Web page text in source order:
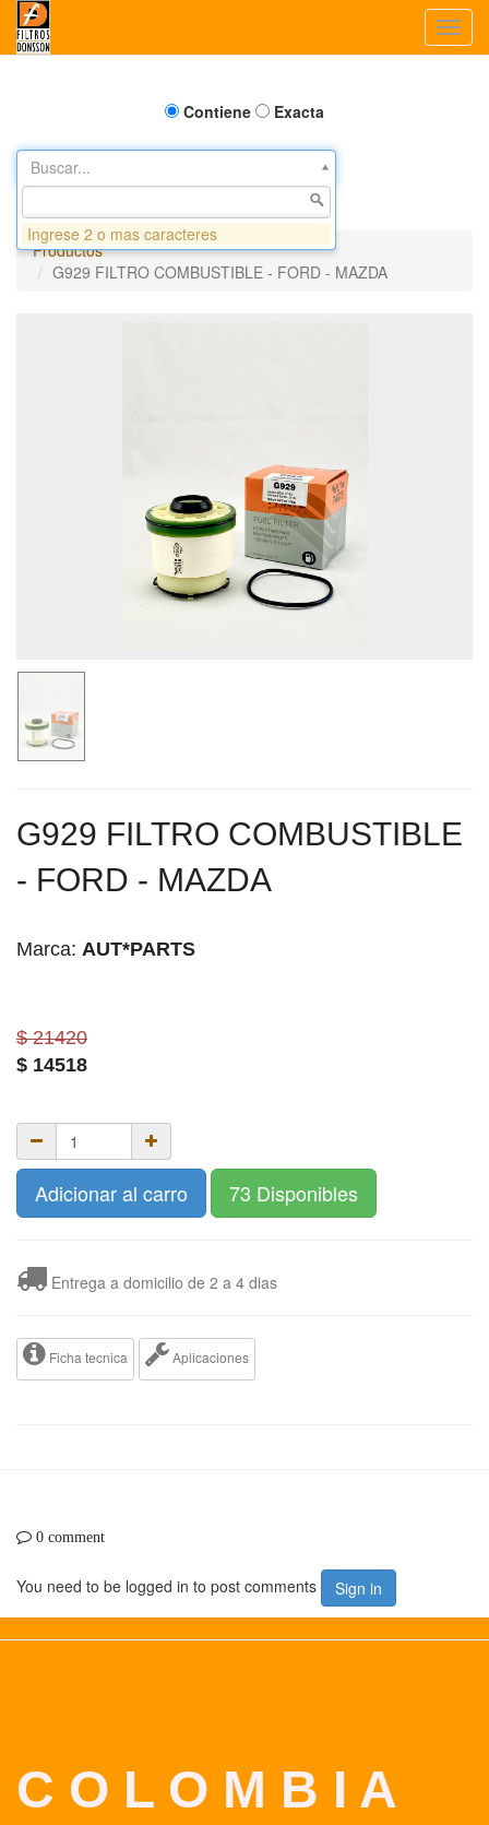
Contiene Exacta
Buscar...
Productos
G929 FILTRO COMBUSTIBLE - FORD - MAZDA
G929 FILTRO COMBUSTIBLE
- FORD - MAZDA
Marca: AUT*PARTS
$ 21420
$ 14518
Adicionar al carro 73 Disponibles
Entrega a domicilio de 2 a 4 dias
Ficha tecnica Aplicaciones
0 comment
You need to be logged in to post comments Sign in
C O L O M B I A
Ingrese 2 o mas caracteres